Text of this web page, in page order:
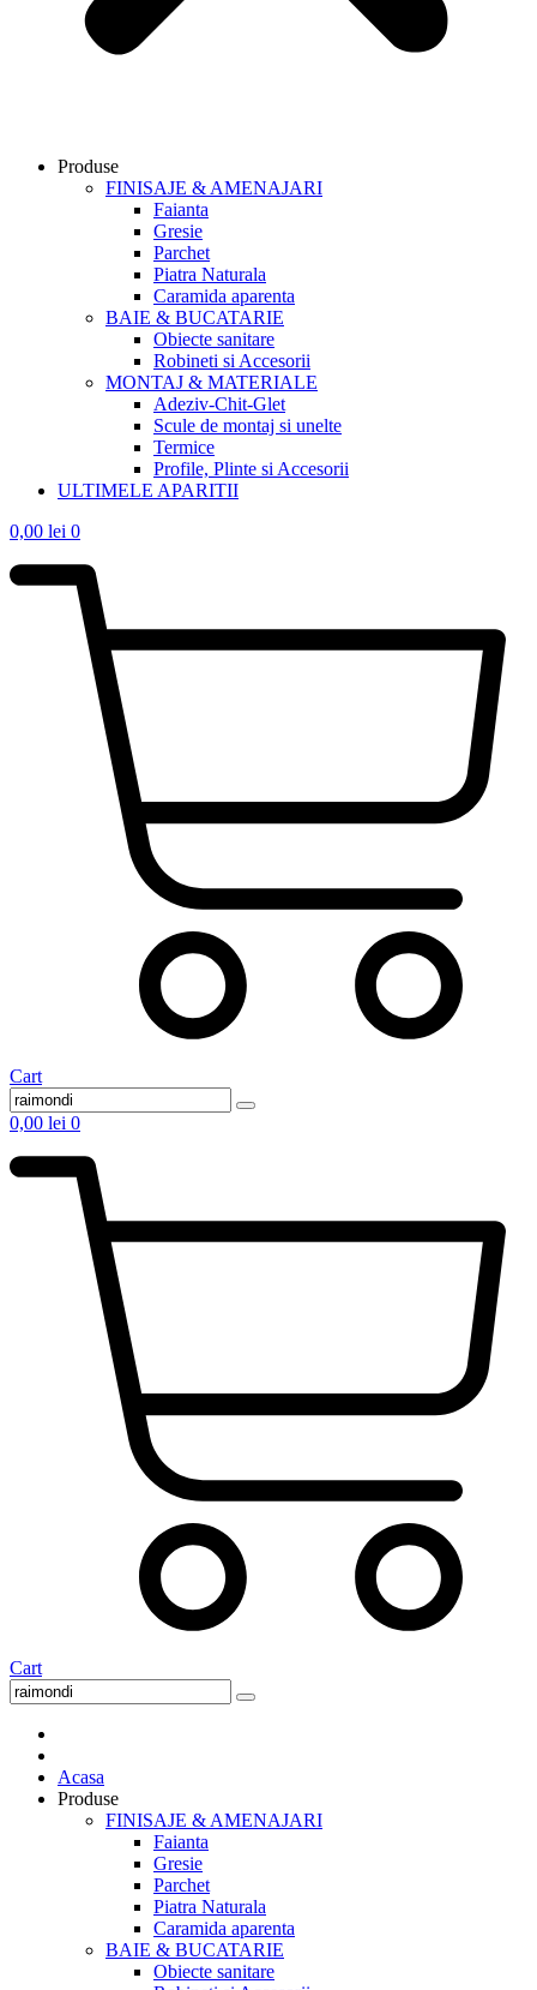
Produse
FINISAJE & AMENAJARI
Faianta
Gresie
Parchet
Piatra Naturala
Caramida aparenta
BAIE & BUCATARIE
Obiecte sanitare
Robineti si Accesorii
MONTAJ & MATERIALE
Adeziv-Chit-Glet
Scule de montaj si unelte
Termice
Profile, Plinte si Accesorii
ULTIMELE APARITII
0,00 lei 0
Cart
0,00 lei 0
Cart
Acasa
Produse
FINISAJE & AMENAJARI
Faianta
Gresie
Parchet
Piatra Naturala
Caramida aparenta
BAIE & BUCATARIE
Obiecte sanitare